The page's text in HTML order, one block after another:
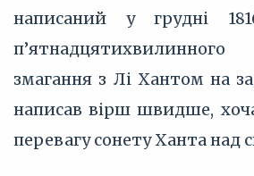
написаний у грудні
змагання з Лі Хантом на
написав вірш швидше,
перевагу сонету Ханта над